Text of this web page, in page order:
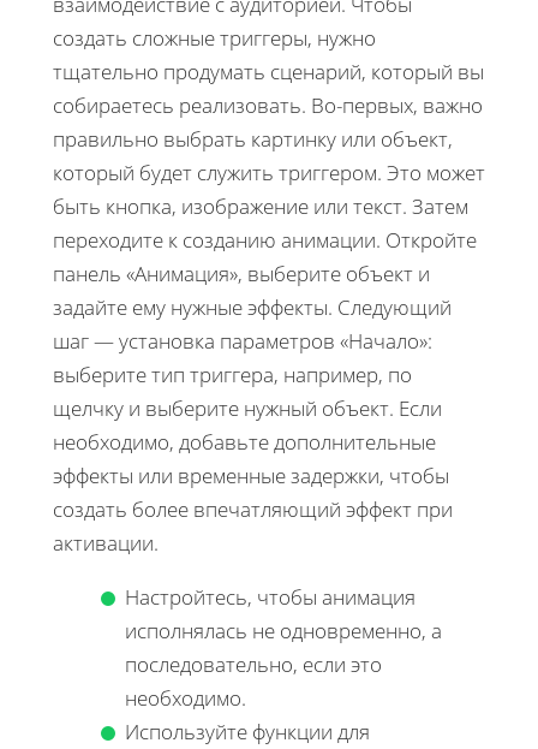
создать сложные триггеры, нужно
тщательно продумать сценарий, который вы
собираетесь реализовать. Во-первых, важно
правильно выбрать картинку или объект,
который будет служить триггером. Это может
быть кнопка, изображение или текст. Затем
переходите к созданию анимации. Откройте
панель «Анимация», выберите объект и
задайте ему нужные эффекты. Следующий
шаг — установка параметров «Начало»:
выберите тип триггера, например, по
щелчку и выберите нужный объект. Если
необходимо, добавьте дополнительные
эффекты или временные задержки, чтобы
создать более впечатляющий эффект при
активации.
Настройтесь, чтобы анимация
исполнялась не одновременно, а
последовательно, если это
необходимо.
Используйте функции для